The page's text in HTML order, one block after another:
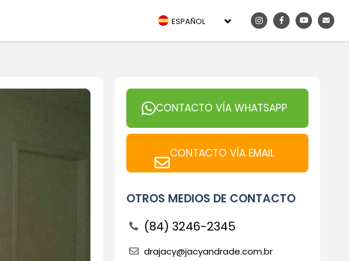
ESPAÑOL
CONTACTO VÍA WHATSAPP
CONTACTO VÍA EMAIL
OTROS MEDIOS DE CONTACTO
(84) 3246-2345
drajacy@jacyandrade.com.br